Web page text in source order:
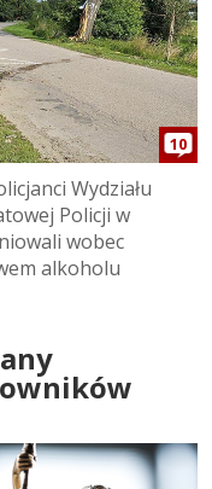
10
Wydziału
Policji w
wobec
alkoholu